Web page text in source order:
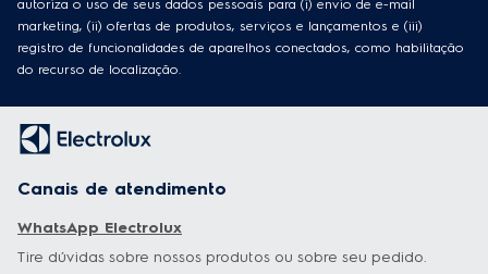
autoriza o uso de seus dados pessoais para (i) envio de e-mail
marketing, (ii) ofertas de produtos, serviços e lançamentos e (iii)
registro de funcionalidades de aparelhos conectados, como habilitação
do recurso de localização.
Canais de atendimento
WhatsApp Electrolux
Tire dúvidas sobre nossos produtos ou sobre seu pedido.